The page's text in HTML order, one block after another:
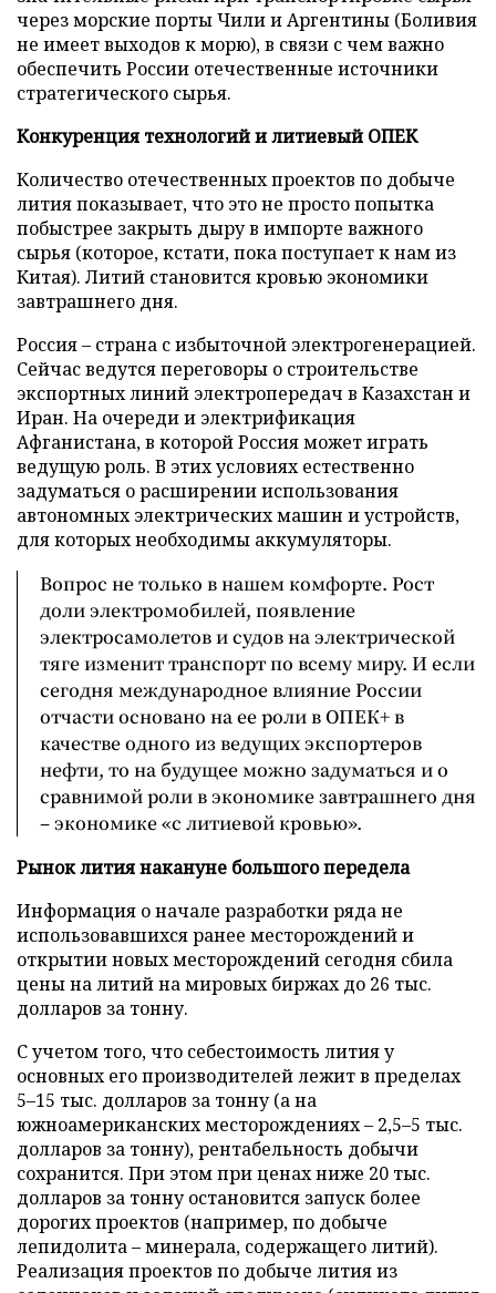
через морские порты Чили и Аргентины (Боливия
не имеет выходов к морю), в связи с чем важно
обеспечить России отечественные источники
стратегического сырья.
Конкуренция технологий и литиевый ОПЕК
Количество отечественных проектов по добыче
лития показывает, что это не просто попытка
побыстрее закрыть дыру в импорте важного
сырья (которое, кстати, пока поступает к нам из
Китая). Литий становится кровью экономики
завтрашнего дня.
Россия – страна с избыточной электрогенерацией.
Сейчас ведутся переговоры о строительстве
экспортных линий электропередач в Казахстан и
Иран. На очереди и электрификация
Афганистана, в которой Россия может играть
ведущую роль. В этих условиях естественно
задуматься о расширении использования
автономных электрических машин и устройств,
для которых необходимы аккумуляторы.
Вопрос не только в нашем комфорте. Рост
доли электромобилей, появление
электросамолетов и судов на электрической
тяге изменит транспорт по всему миру. И если
сегодня международное влияние России
отчасти основано на ее роли в ОПЕК+ в
качестве одного из ведущих экспортеров
нефти, то на будущее можно задуматься и о
сравнимой роли в экономике завтрашнего дня
– экономике «с литиевой кровью».
Рынок лития накануне большого передела
Информация о начале разработки ряда не
использовавшихся ранее месторождений и
открытии новых месторождений сегодня сбила
цены на литий на мировых биржах до 26 тыс.
долларов за тонну.
С учетом того, что себестоимость лития у
основных его производителей лежит в пределах
5–15 тыс. долларов за тонну (а на
южноамериканских месторождениях – 2,5–5 тыс.
долларов за тонну), рентабельность добычи
сохранится. При этом при ценах ниже 20 тыс.
долларов за тонну остановится запуск более
дорогих проектов (например, по добыче
лепидолита – минерала, содержащего литий).
Реализация проектов по добыче лития из